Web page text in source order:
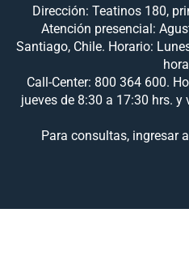
Dirección: Teatinos 180,
Atención presencial:
Santiago, Chile. Horario:
Call-Center: 800 364 600.
jueves de 8:30 a 17:30 hrs. y
Para consultas, ingresar